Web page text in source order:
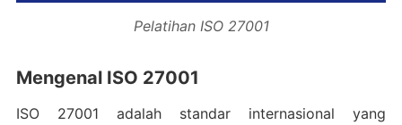
Pelatihan ISO 27001
Mengenal ISO 27001
ISO 27001 adalah standar internasional yang